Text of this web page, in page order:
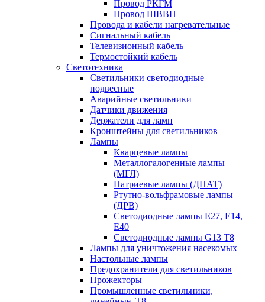
Провод РКГМ
Провод ШВВП
Провода и кабели нагревательные
Сигнальный кабель
Телевизионный кабель
Термостойкий кабель
Светотехника
Cветильники светодиодные
подвесные
Аварийные светильники
Датчики движения
Держатели для ламп
Кронштейны для светильников
Лампы
Кварцевые лампы
Металлогалогенные лампы
(МГЛ)
Натриевые лампы (ДНАТ)
Ртутно-вольфрамовые лампы
(ДРВ)
Светодиодные лампы E27, E14,
E40
Светодиодные лампы G13 Т8
Лампы для уничтожения насекомых
Настольные лампы
Предохранители для светильников
Прожекторы
Промышленные светильники,